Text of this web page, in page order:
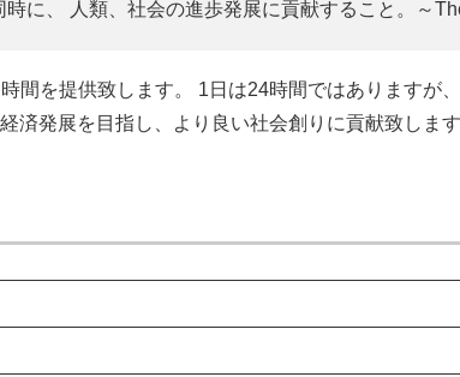
に、 人類、社会の進歩発展に貢献すること。～
間を提供致します。 1日は24時間ではありますが
発展を目指し、より良い社会創りに貢献致します